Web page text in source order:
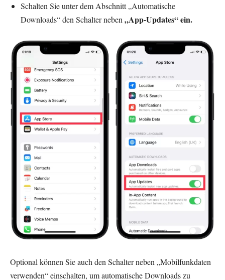
Schalten Sie unter dem Abschnitt „Automatische
Downloads“ den Schalter neben „App-Updates“ ein.
Optional können Sie auch den Schalter neben „Mobilfunkdaten
verwenden“ einschalten, um automatische Downloads zu